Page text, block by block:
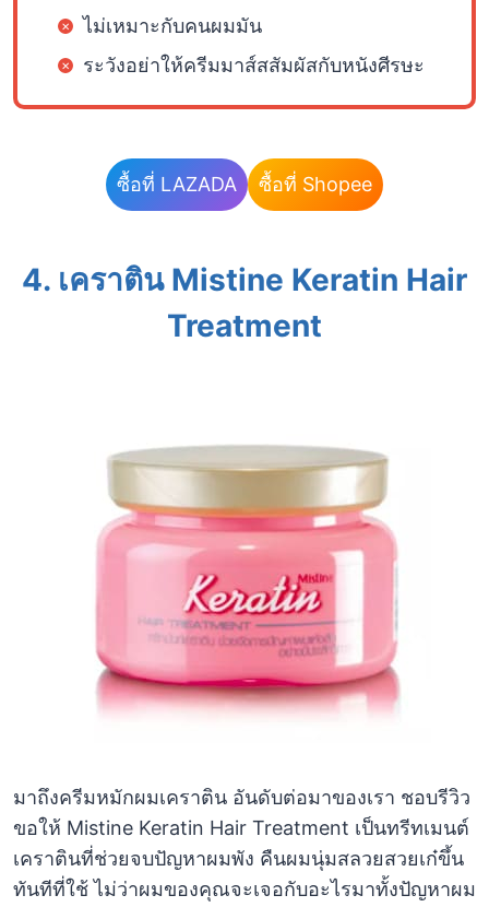
ไม่เหมาะกับคนผมมัน
ระวังอย่าให้ครีมมาส์สสัมผัสกับหนังศีรษะ
ซื้อที่ LAZADA ซื้อที่ Shopee
4. เคราติน Mistine Keratin Hair
Treatment
มาถึงครีมหมักผมเคราติน อันดับต่อมาของเรา ชอบรีวิว
ขอให้ Mistine Keratin Hair Treatment เป็นทรีทเมนต์
เคราตินที่ช่วยจบปัญหาผมพัง คืนผมนุ่มสลวยสวยเก๋ขึ้น
ทันทีที่ใช้ ไม่ว่าผมของคุณจะเจอกับอะไรมาทั้งปัญหาผม